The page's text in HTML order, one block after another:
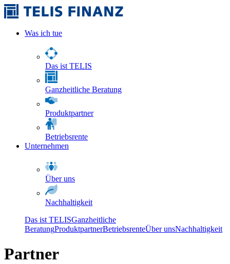
Was ich tue
Das ist TELIS
Ganzheitliche Beratung
Produktpartner
Betriebsrente
Unternehmen
Über uns
Nachhaltigkeit
Das ist TELISGanzheitliche
BeratungProduktpartnerBetriebsrenteÜber unsNachhaltigkeit
Partner